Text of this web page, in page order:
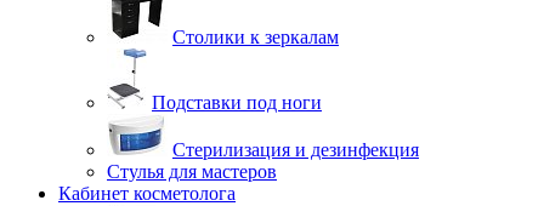
Столики к зеркалам
Подставки под ноги
Стерилизация и дезинфекция
Стулья для мастеров
Кабинет косметолога